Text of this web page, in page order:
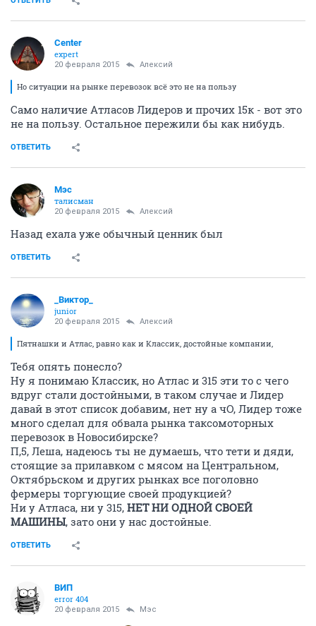
Center
expert
20 февраля 2015 Алексий
Но ситуации на рынке перевозок всё это не на пользу
Само наличие Атласов Лидеров и прочих 15к - вот это
не на пользу. Остальное пережили бы как нибудь.
ОТВЕТИТЬ
Мэс
талисман
20 февраля 2015 Алексий
Назад ехала уже обычный ценник был
ОТВЕТИТЬ
_Виктор_
juniоr
20 февраля 2015 Алексий
Пятнашки и Атлас, равно как и Классик, достойные компании,
Тебя опять понесло?
Ну я понимаю Классик, но Атлас и 315 эти то с чего
вдруг стали достойными, в таком случае и Лидер
давай в этот список добавим, нет ну а чО, Лидер тоже
много сделал для обвала рынка таксомоторных
перевозок в Новосибирске?
П,5, Леша, надеюсь ты не думаешь, что тети и дяди,
стоящие за прилавком с мясом на Центральном,
Октябрьском и других рынках все поголовно
фермеры торгующие своей продукцией?
Ни у Атласа, ни у 315, НЕТ НИ ОДНОЙ СВОЕЙ
МАШИНЫ, зато они у нас достойные.
ОТВЕТИТЬ
ВИП
error 404
20 февраля 2015 Мэс